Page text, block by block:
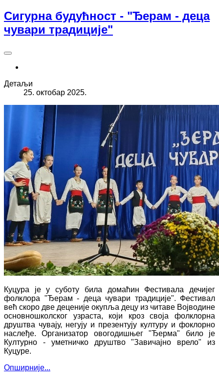
Сигурна будућност - "Ђерам - деца
чувари традиције"
Детаљи
25. октобар 2025.
Куцура је у суботу била домаћин Фестивала дечијег
фолклора "Ђерам - деца чувари традиције". Фестивал
већ скоро две деценије окупља децу из читаве Војводине
основношколског узраста, који кроз своја фолклорна
друштва чувају, негују и презентују културу и фоклорно
наслеђе. Организатор овогодишњег "Ђерма" било је
Културно - уметничко друштво "Завичајно врело" из
Куцуре.
Опширније...